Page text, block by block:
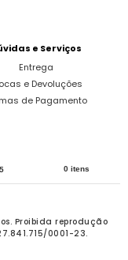
e Serviços
Entrega
e Devoluções
de Pagamento
0 itens
Proibida reprodução
0001-23.